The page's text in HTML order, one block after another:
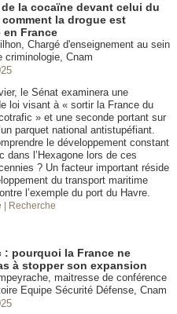
de la cocaïne devant celui du
la drogue est
en France
Chargé d'enseignement au sein
criminologie, Cnam
le Sénat examinera une
loi visant à « sortir la France du
» et une seconde portant sur
parquet national antistupéfiant.
le développement constant
dans l’Hexagone lors de ces
? Un facteur important réside
du transport maritime
l’exemple du port du Havre.
| Recherche
: pourquoi la France ne
à stopper son expansion
maitresse de conférence
Equipe Sécurité Défense, Cnam